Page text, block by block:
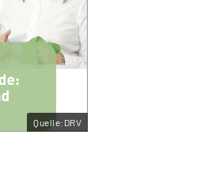
Quelle:DRV